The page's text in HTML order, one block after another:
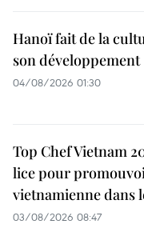
Hanoï fait de la
son développement
04/08/2026 01:30
Top Chef Vietnam
lice pour
vietnamienne dans
03/08/2026 08:47